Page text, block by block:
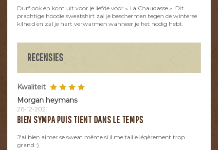
Durf ook en kom uit voor je liefde voor « La Chaudasse »! Dit
prachtige hoodie sweatshirt zal je beschermen tegen de winterse
kilheid en zal je hart verwarmen wanneer je het nodig hebt.
RECENSIES
Kwaliteit
Morgan heymans
26-12-2021
BIEN SYMPA PUIS TIENT DANS LE TEMPS
J'ai bien aimer se sweat même si il me taille légèrement trop
grand :)